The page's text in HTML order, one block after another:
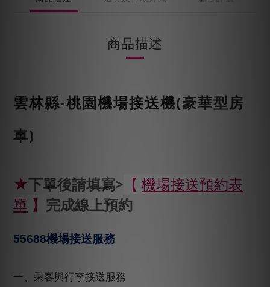
商品描述
雲林縣-桃園機場接送機(豪華型房
車)
★下單後請填寫> 【 機場接送預約表
單 】 完成線上預約
55688機場接送服務
一、乘客與行李接送服務